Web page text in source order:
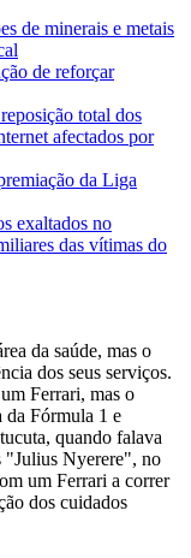
de minerais e metais
de reforçar
total dos
afectados por
da Liga
exaltados no
das vítimas do
da saúde, mas o
dos seus serviços.
Ferrari, mas o
da Fórmula 1 e
quando falava
"Julius Nyerere", no
um Ferrari a correr
dos cuidados